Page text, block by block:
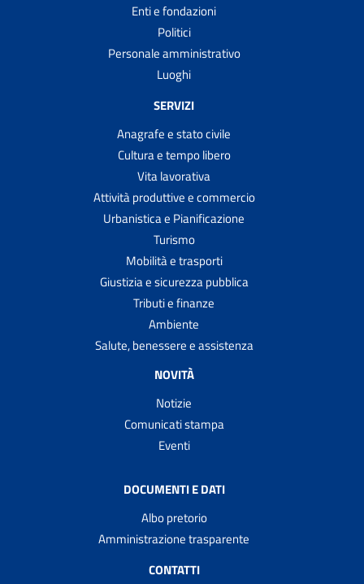
Enti e fondazioni
Politici
Personale amministrativo
Luoghi
SERVIZI
Anagrafe e stato civile
Cultura e tempo libero
Vita lavorativa
Attività produttive e commercio
Urbanistica e Pianificazione
Turismo
Mobilità e trasporti
Giustizia e sicurezza pubblica
Tributi e finanze
Ambiente
Salute, benessere e assistenza
NOVITÀ
Notizie
Comunicati stampa
Eventi
DOCUMENTI E DATI
Albo pretorio
Amministrazione trasparente
CONTATTI